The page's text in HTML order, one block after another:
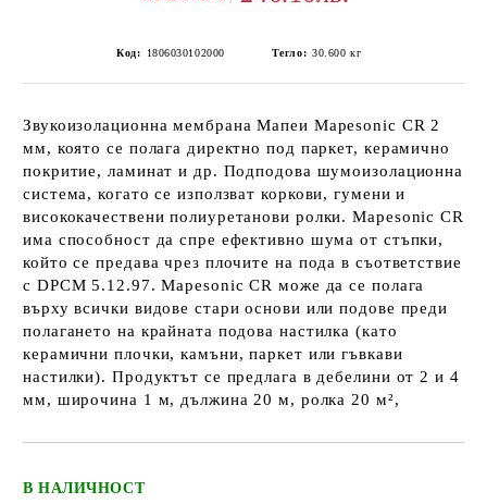
Код: 1806030102000 Тегло: 30.600 кг
Звукоизолационна мембрана Мапеи Mapesonic CR 2
мм, която се полага директно под паркет, керамично
покритие, ламинат и др. Подподова шумоизолационна
система, когато се използват коркови, гумени и
висококачествени полиуретанови ролки. Mapesonic CR
има способност да спре ефективно шума от стъпки,
който се предава чрез плочите на пода в съответствие
с DPCM 5.12.97. Mapesonic CR може да се полага
върху всички видове стари основи или подове преди
полагането на крайната подова настилка (като
керамични плочки, камъни, паркет или гъвкави
настилки). Продуктът се предлага в дебелини от 2 и 4
мм, широчина 1 м, дължина 20 м, ролка 20 м²,
В НАЛИЧНОСТ